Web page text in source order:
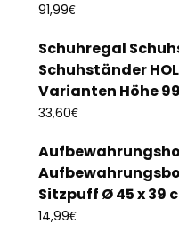
91,99€
Schuhregal
Schuhständer
Varianten Höhe
33,60€
Sitzpuff Ø 45 x 39
14,99€